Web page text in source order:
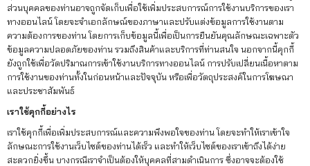
เนื้อหา
เกี่ยว
กับ
ติดต่อ
เรา
ส่วนบุคคลของท่านอาจถูกจัดเก็บเพื่อใช้เพิ่มประสบการณ์การใช้งานบริการของเรา
ทางออนไลน์ โดยจะจำเอกลักษณ์ของภาษาและปรับแต่งข้อมูลการใช้งานตาม
ความต้องการของท่าน โดยการเก็บข้อมูลนี้เพื่อเป็นการยืนยันคุณลักษณะเฉพาะตัว
ข้อมูลความปลอดภัยของท่าน รวมถึงสินค้าและบริการที่ท่านสนใจ นอกจากนี้คุกกี้
ยังถูกใช้เพื่อวัดปริมาณการเข้าใช้งานบริการทางออนไลน์ การปรับเปลี่ยนเนื้อหาตาม
การใช้งานของท่านทั้งในก่อนหน้าและปัจจุบัน หรือเพื่อวัตถุประสงค์ในการโฆษณา
และประชาสัมพันธ์
เราใช้คุกกี้อย่างไร
เราใช้คุกกี้เพื่อเพิ่มประสบการณ์และความพึงพอใจของท่าน โดยจะทำให้เราเข้าใจ
ลักษณะการใช้งานเว็บไซต์ของท่านได้เร็ว และทำให้เว็บไซต์ของเราเข้าถึงได้ง่าย
สะดวกยิ่งขึ้น บางกรณีเราจำเป็นต้องให้บุคคลที่สามดำเนินการ ซึ่งอาจจะต้องใช้